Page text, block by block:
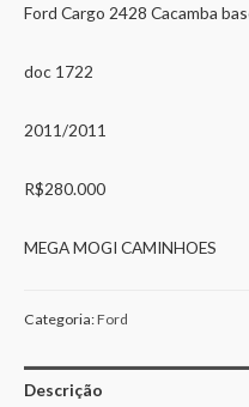
Ford Cargo 2428 Cacamba
doc 1722
2011/2011
R$280.000
MEGA MOGI CAMINHOES
Categoria:Ford
Descrição